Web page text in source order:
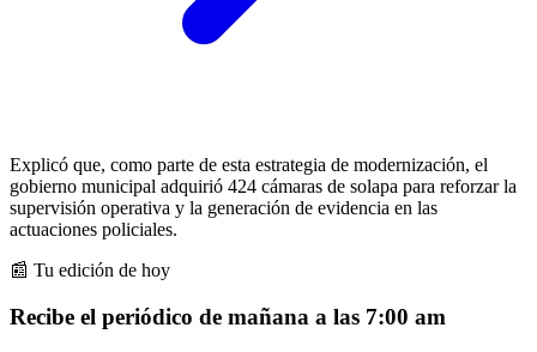
Explicó que, como parte de esta estrategia de modernización, el
gobierno municipal adquirió 424 cámaras de solapa para reforzar la
supervisión operativa y la generación de evidencia en las
actuaciones policiales.
📰 Tu edición de hoy
Recibe el periódico de mañana a las 7:00 am